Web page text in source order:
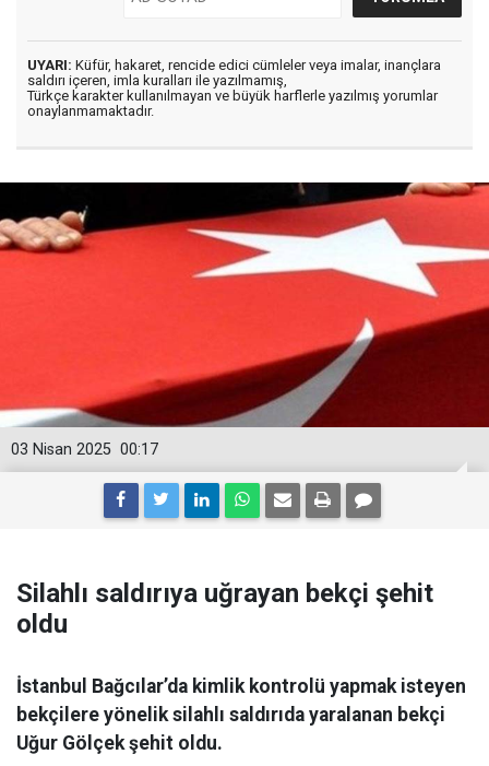
UYARI: Küfür, hakaret, rencide edici cümleler veya imalar, inançlara
saldırı içeren, imla kuralları ile yazılmamış,
Türkçe karakter kullanılmayan ve büyük harflerle yazılmış yorumlar
onaylanmamaktadır.
00:17
03 Nisan 2025
Silahlı saldırıya uğrayan bekçi şehit
oldu
İstanbul Bağcılar’da kimlik kontrolü yapmak isteyen
bekçilere yönelik silahlı saldırıda yaralanan bekçi
Uğur Gölçek şehit oldu.